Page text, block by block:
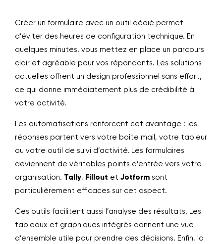
Créer un formulaire avec un outil dédié permet
d’éviter des heures de configuration technique. En
quelques minutes, vous mettez en place un parcours
clair et agréable pour vos répondants. Les solutions
actuelles offrent un design professionnel sans effort,
ce qui donne immédiatement plus de crédibilité à
votre activité.
Les automatisations renforcent cet avantage : les
réponses partent vers votre boîte mail, votre tableur
ou votre outil de suivi d’activité. Les formulaires
deviennent de véritables points d’entrée vers votre
organisation. Tally, Fillout et Jotform sont
particulièrement efficaces sur cet aspect.
Ces outils facilitent aussi l’analyse des résultats. Les
tableaux et graphiques intégrés donnent une vue
d’ensemble utile pour prendre des décisions. Enfin, la